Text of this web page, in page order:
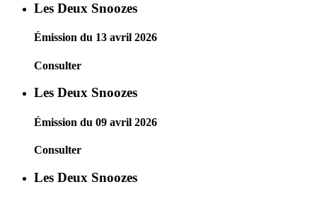
Les Deux Snoozes
Émission du 13 avril 2026
Consulter
Les Deux Snoozes
Émission du 09 avril 2026
Consulter
Les Deux Snoozes